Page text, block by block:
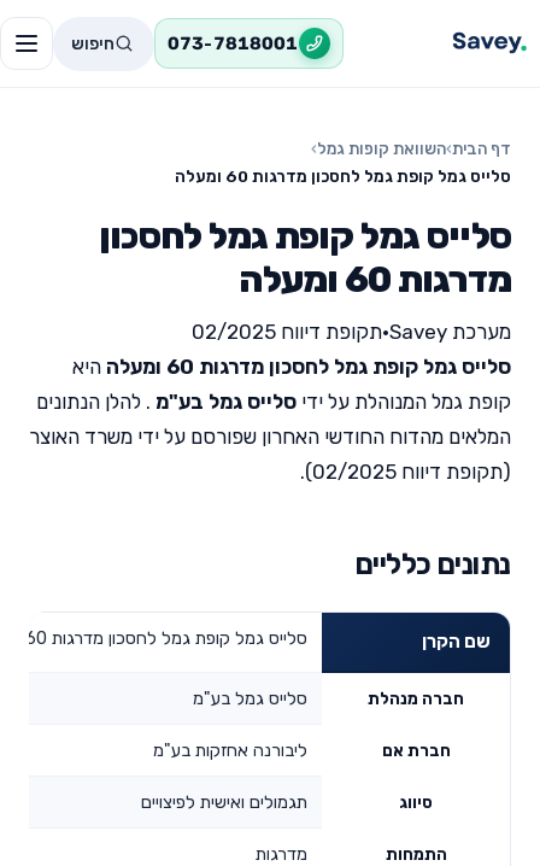
073-7818001 חיפוש
דף הבית›השוואת קופות גמל›
סלייס גמל קופת גמל לחסכון מדרגות 60 ומעלה
סלייס גמל קופת גמל לחסכון
מדרגות 60 ומעלה
מערכת Savey •תקופת דיווח 02/2025
סלייס גמל קופת גמל לחסכון מדרגות 60 ומעלה
היא
קופת גמל המנוהלת על ידי סלייס גמל בע"מ . להלן הנתונים
המלאים מהדוח החודשי האחרון שפורסם על ידי משרד האוצר
(תקופת דיווח 02/2025).
נתונים כלליים
שם הקרן סלייס גמל קופת גמל לחסכון מדרגות 60 ומעלה
חברה מנהלת סלייס גמל בע"מ
חברת אם ליבורנה אחזקות בע"מ
סיווג תגמולים ואישית לפיצויים
התמחות מדרגות